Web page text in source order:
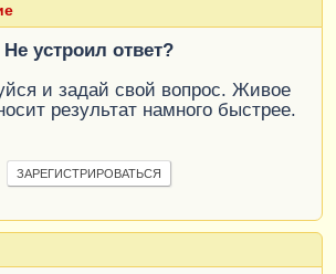
Не устроил ответ?
и задай свой вопрос. Живое
результат намного быстрее.
ЗАРЕГИСТРИРОВАТЬСЯ